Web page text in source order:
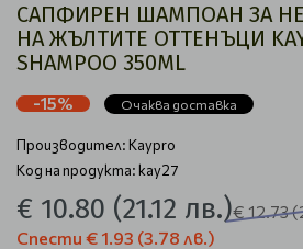
САПФИРЕН ШАМПОАН ЗА
НА ЖЪЛТИТЕ ОТТЕНЪЦИ
SHAMPOO 350ML
-15% Очаква доставка
Производител:Kaypro
Код на продукта: kay27
€ 10.80 (21.12 лв.)€ 12.73
Спести € 1.93 (3.78 лв.)